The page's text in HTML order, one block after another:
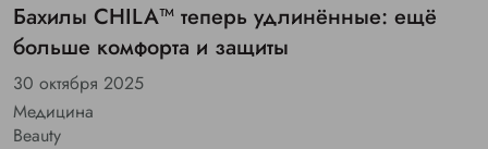
Бахилы CHILA™ теперь удлинённые: ещё
больше комфорта и защиты
30 октября 2025
Медицина
Beauty